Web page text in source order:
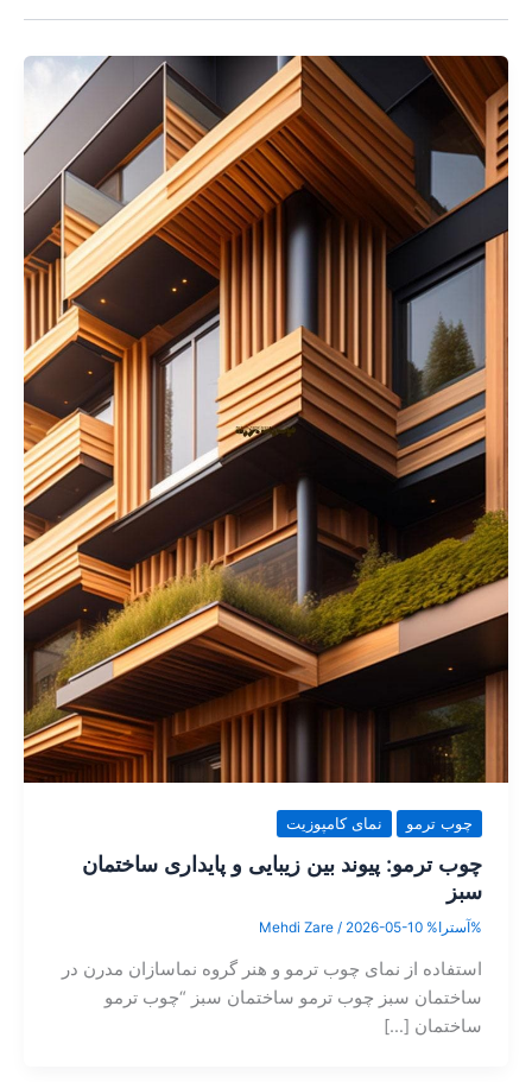
چوب ترمو نمای کامپوزیت
چوب ترمو: پیوند بین زیبایی و پایداری ساختمان
سبز
%آسترا% Mehdi Zare/ 2026-05-10
استفاده از نمای چوب ترمو و هنر گروه نماسازان مدرن در
ساختمان سبز چوب ترمو ساختمان سبز “چوب ترمو
ساختمان […]